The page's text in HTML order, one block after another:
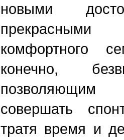
новыми
комфортного
конечно,
совершать
тратя время и